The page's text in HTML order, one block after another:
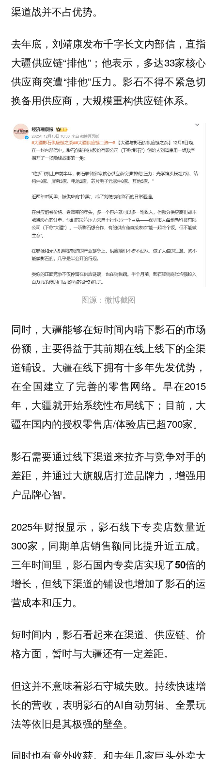
渠道战并不占优势。
去年底，刘靖康发布千字长文内部信，直指
大疆供应链“排他”；他表示，多达33家核心
供应商突遭“排他”压力。影石不得不紧急切
换备用供应商，大规模重构供应链体系。
图源：微博截图
同时， 大疆能够在短时间内啃下影石的市场
份额，主要得益于其前期在线上线下的全渠
道铺设。大疆在线下拥有十多年先发优势，
在全国建立了完善的零售网络。早在2015
年，大疆就开始系统性布局线下；目前，大
疆在国内的授权零售店/体验店已超700家。
影石需要通过线下渠道来拉齐与竞争对手的
差距，并通过大旗舰店打造品牌力，增强用
户品牌心智。
2025年财报显示，影石线下专卖店数量近
300家，同期单店销售额同比提升近五成。
三年时间里，影石国内专卖店实现了50倍的
增长，但线下渠道的铺设也增加了影石的运
营成本和压力。
短时间内，影石看起来在渠道、供应链、价
格方面，暂时与大疆还有一定差距。
但这并不意味着影石守城失败。持续快速增
长的营收，表明影石的AI自动剪辑、全景玩
法等依旧是其极强的壁垒。
同时也有意外收获。和去年几家巨头外卖大